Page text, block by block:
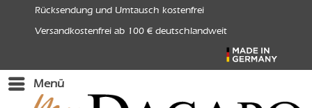
Rücksendung und Umtausch kostenfrei
Versandkostenfrei ab 100 € deutschlandweit
Menü